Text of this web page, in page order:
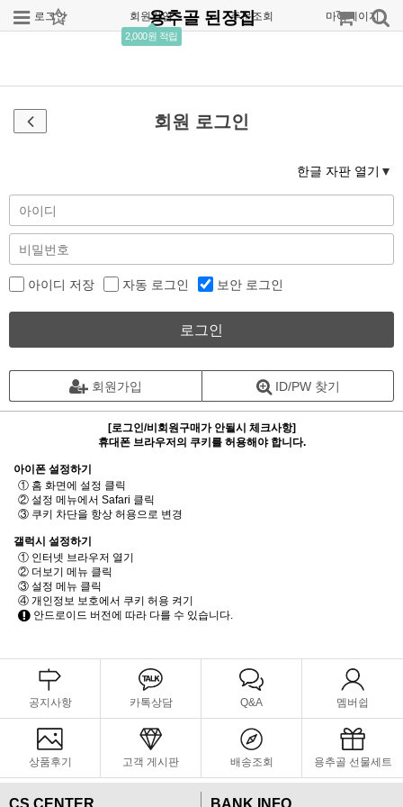
로그인 회원가입
2,000원 적립
주문조회 마이페이지
용추골 된장집
회원 로그인
한글 자판 열기
아이디 저장 자동 로그인 보안 로그인
로그인
회원가입 ID/PW 찾기
[로그인/비회원구매가 안될시 체크사항]
휴대폰 브라우저의 쿠키를 허용해야 합니다.
아이폰 설정하기
① 홈 화면에 설정 클릭
② 설정 메뉴에서 Safari 클릭
③ 쿠키 차단을 항상 허용으로 변경
갤럭시 설정하기
① 인터넷 브라우저 열기
② 더보기 메뉴 클릭
③ 설정 메뉴 클릭
④ 개인정보 보호에서 쿠키 허용 켜기
안드로이드 버전에 따라 다를 수 있습니다.
공지사항 카톡상담 Q&A 멤버쉽
상품후기 고객 게시판 배송조회 용추골 선물세트
CS CENTER BANK INFO